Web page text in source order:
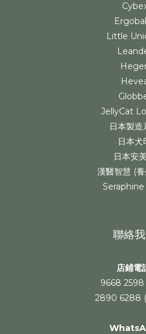
Little
JellyCat
日本製造
日本犬
日本安
漢醫智慧 (
Seraphine
聯絡
店鋪電
9668 2598
2890 6288 (